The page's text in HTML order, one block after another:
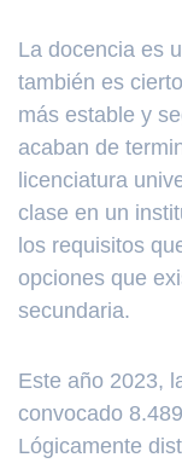
La docencia es
también es
más estable y
acaban de
licenciatura
clase en un
los requisitos
opciones que
secundaria.
Este año 2023,
convocado
Lógicamente